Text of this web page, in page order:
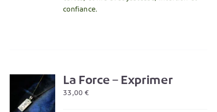
confiance.
La Force – Exprimer
33,00€